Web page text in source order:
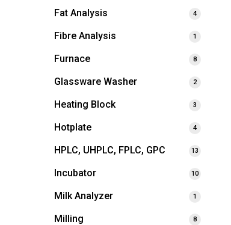
Fat Analysis 4
Fibre Analysis 1
Furnace 8
Glassware Washer 2
Heating Block 3
Hotplate 4
HPLC, UHPLC, FPLC, GPC 13
Incubator 10
Milk Analyzer 1
Milling 8